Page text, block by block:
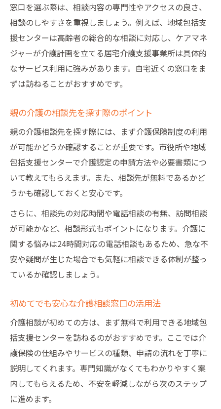
介護の相談で解決できる主な悩みとは
介護の悩み相談の無料窓口を上手に使う方
法
相談先ごとの介護サポートの違いを比較
悩みを共有できる介護相談の無料サービス
無料で悩みを共有できる介護相談の活用法
介護の相談窓口を無料で利用するメリット
介護の悩みを電話相談で解消する方法
家族の介護相談で無料サポートを受ける方
法
24時間対応の介護相談窓口を活用するコツ
介護相談を24時間利用するメリットと注意
点
24時間無料の介護相談窓口を活かす方法
介護悩みに深夜でも対応できる相談窓口の
探し方
仕事と両立できる24時間介護相談の使い方
介護の悩みを解消する夜間相談サポートの
活用
市役所で介護に関する相談ができる理由
介護相談を市役所で行うメリットとは
市役所の介護相談窓口で受けられる支援内
容
窓口を選ぶ際は、相談内容の専門性やアクセスの良さ、
相談のしやすさを重視しましょう。例えば、地域包括支
援センターは高齢者の総合的な相談に対応し、ケアマネ
ジャーが介護計画を立てる居宅介護支援事業所は具体的
なサービス利用に強みがあります。自宅近くの窓口をま
ずは訪ねることがおすすめです。
親の介護の相談先を探す際のポイント
親の介護相談先を探す際には、まず介護保険制度の利用
が可能かどうか確認することが重要です。市役所や地域
包括支援センターで介護認定の申請方法や必要書類につ
いて教えてもらえます。また、相談先が無料であるかど
うかも確認しておくと安心です。
さらに、相談先の対応時間や電話相談の有無、訪問相談
が可能かなど、相談形式もポイントになります。介護に
関する悩みは24時間対応の電話相談もあるため、急な不
安や疑問が生じた場合でも気軽に相談できる体制が整っ
ているか確認しましょう。
初めてでも安心な介護相談窓口の活用法
介護相談が初めての方は、まず無料で利用できる地域包
括支援センターを訪ねるのがおすすめです。ここでは介
護保険の仕組みやサービスの種類、申請の流れを丁寧に
説明してくれます。専門知識がなくてもわかりやすく案
内してもらえるため、不安を軽減しながら次のステップ
に進めます。